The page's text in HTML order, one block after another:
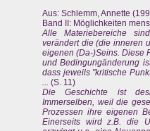
Aus: Schlemm, Annette
Band II: Möglichkeiten
Alle Materiebereiche
verändert die (die inneren
eigenen (Da-)Seins. Diese
und Bedingungänderung
dass jeweils "kritische
... (S. 11)
Die Geschichte ist
Immerselben, weil die
Prozessen ihre eigenen
Einerseits wird z.B. die